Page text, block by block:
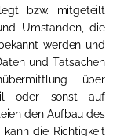
bzw. mitgeteilt
Umständen, die
werden und
und Tatsachen
über
oder sonst auf
den Aufbau des
die Richtigkeit